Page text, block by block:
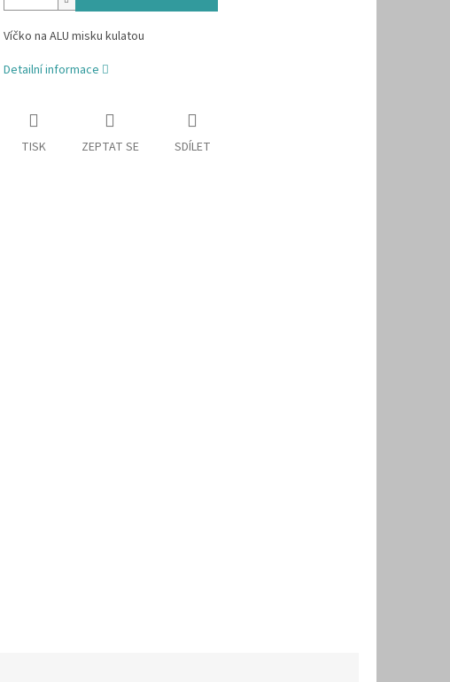
Víčko na ALU misku kulatou
Detailní informace
TISK ZEPTAT SE SDÍLET